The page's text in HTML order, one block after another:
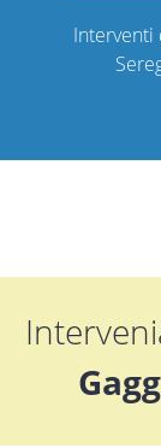
Interventi